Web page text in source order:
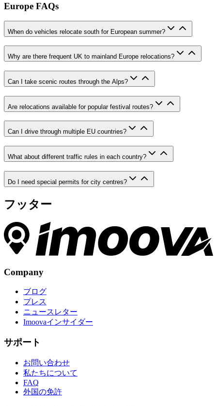
Europe FAQs
When do vehicles relocate south for European summer?
Why are there frequent UK to mainland Europe relocations?
Can I take scenic routes through the Alps?
Are relocations available for popular festival routes?
Can I drive through multiple EU countries?
What about different traffic rules in each country?
Do I need special permits for city centres?
フッター
Company
ブログ
プレス
ニュースレター
Imoovaインサイダー
サポート
お問い合わせ
私たちについて
FAQ
外国の免許